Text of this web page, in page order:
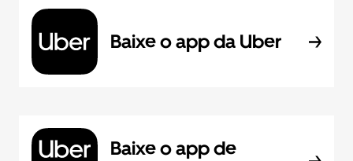
Baixe o app da Uber
Baixe o app de